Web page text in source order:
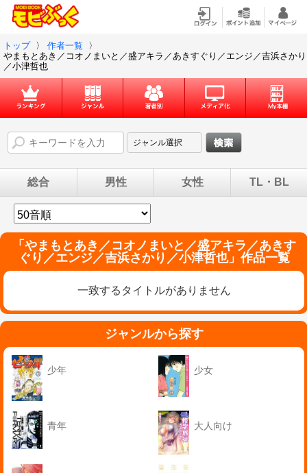
トップ 〉 作者一覧
〉
やまもとあき／コオノまいと／盛アキラ／あきすぐり／エンジ／吉浜さかり
／小津哲也
総合 男性 女性 TL・BL
「 やまもとあき／コオノまいと／盛アキラ／あきす
ぐり／エンジ／吉浜さかり／小津哲也」作品一覧
一致するタイトルがありません
ジャンルから探す
少年 少女
青年 大人向け